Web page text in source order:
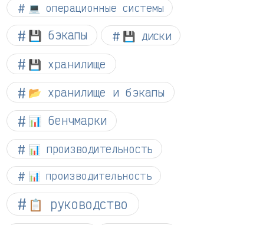
💻 операционные системы
💾 бэкапы 💾 диски
💾 хранилище
📂 хранилище и бэкапы
📊 бенчмарки
📊 производительность
📊 производительность
📋 руководство